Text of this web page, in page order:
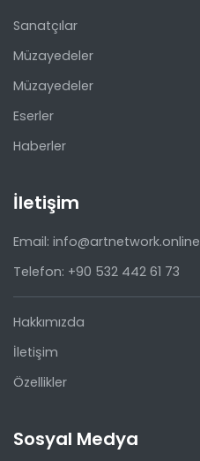
Sanatçılar
Müzayedeler
Müzayedeler
Eserler
Haberler
İletişim
Email: info@artnetwork.online
Telefon: +90 532 442 61 73
Hakkımızda
İletişim
Özellikler
Sosyal Medya